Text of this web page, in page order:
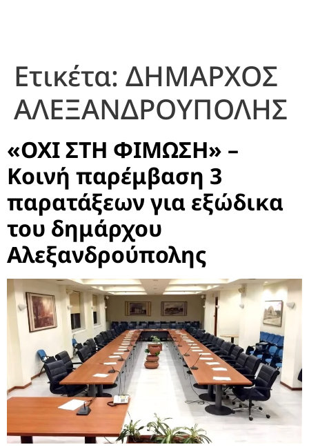
Ετικέτα: ΔΗΜΑΡΧΟΣ
ΑΛΕΞΑΝΔΡΟΥΠΟΛΗΣ
«ΟΧΙ ΣΤΗ ΦΙΜΩΣΗ» –
Κοινή παρέμβαση 3
παρατάξεων για εξώδικα
του δημάρχου
Αλεξανδρούπολης